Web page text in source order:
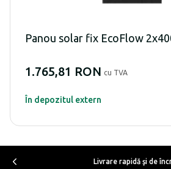
Panou solar fix EcoFlow
1.765,81 RON cu TVA
În depozitul extern
Livrare rapidă şi de